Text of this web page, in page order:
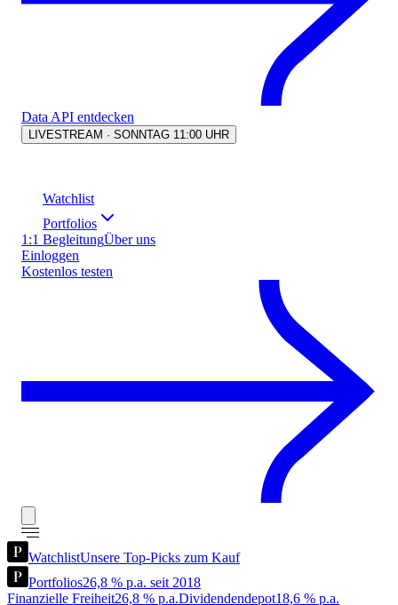
Data API entdecken
LIVESTREAM · SONNTAG 11:00 UHR
Watchlist
Portfolios
1:1 BegleitungÜber uns
Einloggen
Kostenlos testen
WatchlistUnsere Top-Picks zum Kauf
Portfolios26,8 % p.a. seit 2018
Finanzielle Freiheit26,8 % p.a.Dividendendepot18,6 % p.a.